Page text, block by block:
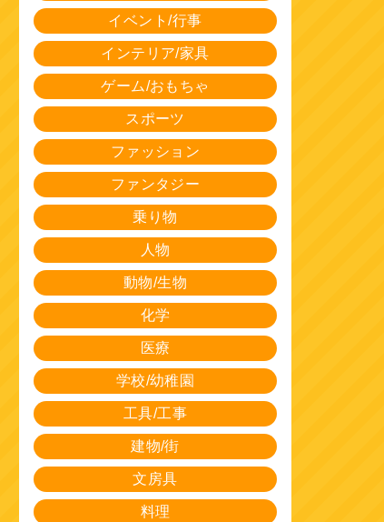
イベント/行事
インテリア/家具
ゲーム/おもちゃ
スポーツ
ファッション
ファンタジー
乗り物
人物
動物/生物
化学
医療
学校/幼稚園
工具/工事
建物/街
文房具
料理